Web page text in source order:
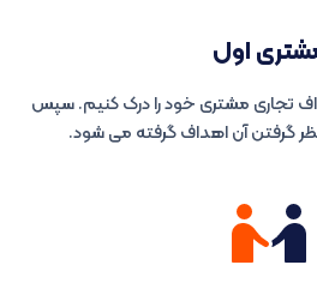
اول
تجاری مشتری خود را درک کنیم. سپس
گرفتن آن اهداف گرفته می شود.